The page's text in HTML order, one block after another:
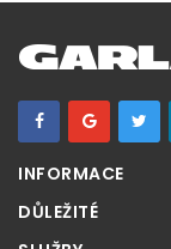
INFORMACE
DŮLEŽITÉ